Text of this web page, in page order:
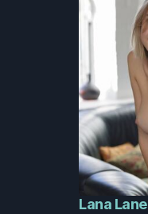
Lana Lane